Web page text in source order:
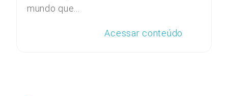
mundo que...
Acessar conteúdo